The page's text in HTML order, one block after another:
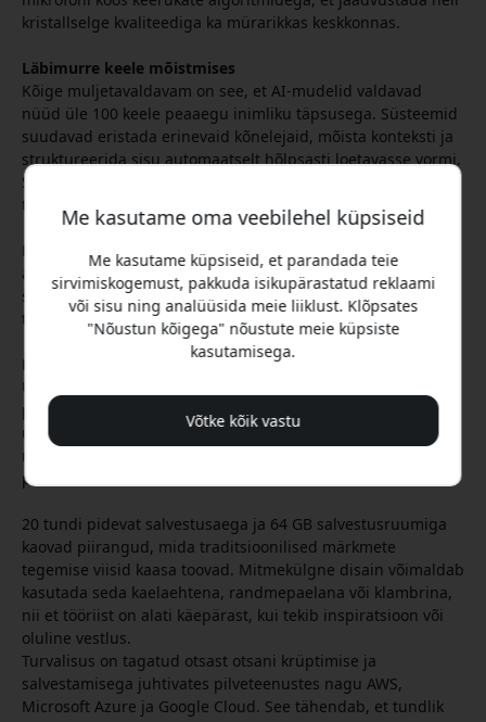
kristallselge kvaliteediga ka mürarikkas keskkonnas.
Läbimurre keele mõistmises
Kõige muljetavaldavam on see, et AI-mudelid valdavad
nüüd üle 100 keele peaaegu inimliku täpsusega. Süsteemid
suudavad eristada erinevaid kõnelejaid, mõista konteksti ja
struktureerida sisu automaatselt hõlpsasti loetavasse vormi.
See tehnoloogia muudab teabe otsitavaks ja võimaldab
täiustatud analüüsi meie vestluste ja mõtete mustrite kohta.
Eesti kasutajate jaoks tähendab see, et keerulisi arutelusid
alates äristrateegiatest kuni tehniliste spetsifikatsioonideni
saab talletada nii, et olulised üksikasjad ei lähe kõne ja
teksti vahel kaduma.
PLAUD NotePin: tuleviku märkmetööriist
Üks selle arengu näide on PLAUD NotePin, ülikerge AI-
põhine häälsalvesti, mis kaalub vaid 25 grammi. Seade
ühendab kaks MEMS-mikrofoni uusimate AI-mudelitega
nagu GPT-4o ja Claude 3.5 Sonnet, et pakkuda
professionaalset transkribeerimist 112+ keeles.
20 tundi pidevat salvestusaega ja 64 GB salvestusruumiga
kaovad piirangud, mida traditsioonilised märkmete
tegemise viisid kaasa toovad. Mitmekülgne disain võimaldab
kasutada seda kaelaehtena, randmepaelana või klambrina,
nii et tööriist on alati käepärast, kui tekib inspiratsioon või
oluline vestlus.
Turvalisus on tagatud otsast otsani krüptimise ja
salvestamisega juhtivates pilveteenustes nagu AWS,
Microsoft Azure ja Google Cloud. See tähendab, et tundlik
Me kasutame oma veebilehel küpsiseid
Me kasutame küpsiseid, et parandada teie
sirvimiskogemust, pakkuda isikupärastatud reklaami
või sisu ning analüüsida meie liiklust. Klõpsates
"Nõustun kõigega" nõustute meie küpsiste
kasutamisega.
Võtke kõik vastu